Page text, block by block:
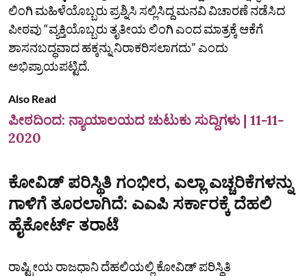
ಲಿಂಗಿ ಮಹಿಳೆಯೊಬ್ಬರು ಪ್ರಶ್ನಿಸಿ ಸಲ್ಲಿಸಿದ್ದ ಮನವಿ ವಿಚಾರಣೆ ನಡೆಸಿದ
ಪೀಠವು “ವ್ಯಕ್ತಿಯೊಬ್ಬರು ತೃತೀಯ ಲಿಂಗಿ ಎಂದ ಮಾತ್ರಕ್ಕೆ ಆಕೆಗೆ
ಶಾಸನಬದ್ಧವಾದ ಹಕ್ಕನ್ನು ನಿರಾಕರಿಸಲಾಗದು” ಎಂದು
ಅಭಿಪ್ರಾಯಪಟ್ಟಿದೆ.
Also Read
ಪೀಠದಿಂದ: ನ್ಯಾಯಾಲಯದ ಚುಟುಕು ಸುದ್ದಿಗಳು | 11-11-
2020
ಕೋವಿಡ್‌ ಪರಿಸ್ಥಿತಿ ಗಂಭೀರ, ಎಲ್ಲಾ ಎಚ್ಚರಿಕೆಗಳನ್ನು
ಗಾಳಿಗೆ ತೂರಲಾಗಿದೆ: ಎಎಪಿ ಸರ್ಕಾರಕ್ಕೆ ದೆಹಲಿ
ಹೈಕೋರ್ಟ್‌ ತರಾಟೆ
ರಾಷ್ಟ್ರೀಯ ರಾಜಧಾನಿ ದೆಹಲಿಯಲ್ಲಿ ಕೋವಿಡ್‌ ಪರಿಸ್ಥಿತಿ